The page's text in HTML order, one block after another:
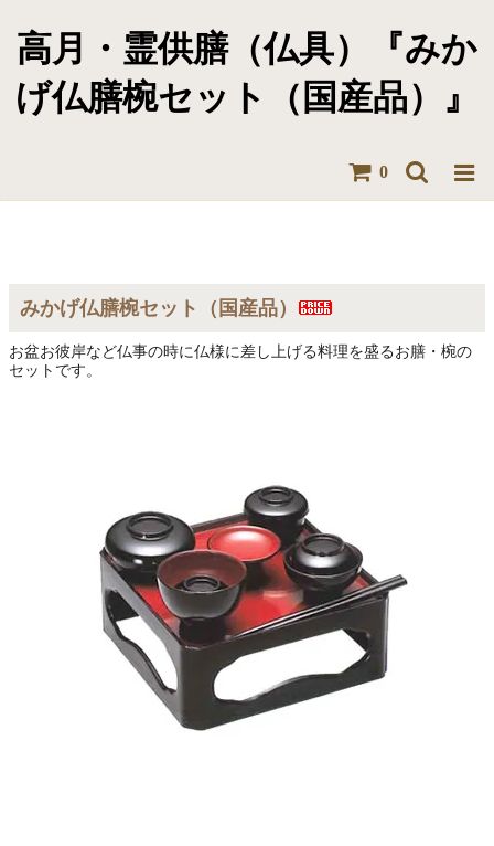
高月・霊供膳（仏具）『みか
げ仏膳椀セット（国産品）』
0
みかげ仏膳椀セット（国産品）
お盆お彼岸など仏事の時に仏様に差し上げる料理を盛るお膳・椀の
セットです。